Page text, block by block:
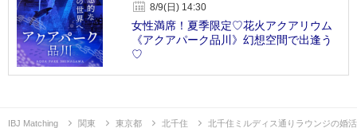
8/9(日) 14:30
女性満席！夏季限定♡花火アクアリウム
《アクアパーク品川》幻想空間で出逢う
♡
IBJ Matching 関東 東京都 北千住 北千住ミルディス通りラウンジの婚